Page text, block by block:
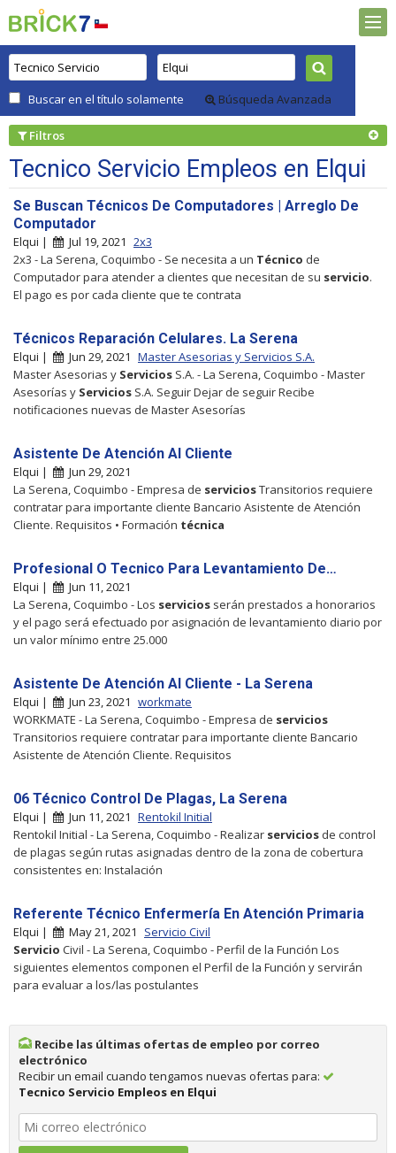
Buscar en el título solamente Búsqueda Avanzada
Filtros
Tecnico Servicio Empleos en Elqui
Se Buscan Técnicos De Computadores | Arreglo De
Computador
Elqui | Jul 19, 2021 2x3
2x3 - La Serena, Coquimbo - Se necesita a un Técnico de
Computador para atender a clientes que necesitan de su servicio.
El pago es por cada cliente que te contrata
Técnicos Reparación Celulares. La Serena
Elqui | Jun 29, 2021 Master Asesorias y Servicios S.A.
Master Asesorias y Servicios S.A. - La Serena, Coquimbo - Master
Asesorías y Servicios S.A. Seguir Dejar de seguir Recibe
notificaciones nuevas de Master Asesorías
Asistente De Atención Al Cliente
Elqui |
Jun 29, 2021
La Serena, Coquimbo - Empresa de serviciosTransitorios requiere
contratar para importante cliente Bancario Asistente de Atención
Cliente. Requisitos • Formación técnica
Profesional O Tecnico Para Levantamiento De…
Elqui |
Jun 11, 2021
La Serena, Coquimbo - Los servicios serán prestados a honorarios
y el pago será efectuado por asignación de levantamiento diario por
un valor mínimo entre 25.000
Asistente De Atención Al Cliente - La Serena
Elqui | Jun 23, 2021 workmate
WORKMATE - La Serena, Coquimbo - Empresa de servicios
Transitorios requiere contratar para importante cliente Bancario
Asistente de Atención Cliente. Requisitos
06 Técnico Control De Plagas, La Serena
Elqui | Jun 11, 2021 Rentokil Initial
Rentokil Initial - La Serena, Coquimbo - Realizar servicios de control
de plagas según rutas asignadas dentro de la zona de cobertura
consistentes en: Instalación
Referente Técnico Enfermería En Atención Primaria
Elqui | May 21, 2021
Servicio Civil
Servicio Civil - La Serena, Coquimbo - Perfil de la Función Los
siguientes elementos componen el Perfil de la Función y servirán
para evaluar a los/las postulantes
Recibe las últimas ofertas de empleo por correo
electrónico
Recibir un email cuando tengamos nuevas ofertas para:
Tecnico Servicio Empleos en Elqui